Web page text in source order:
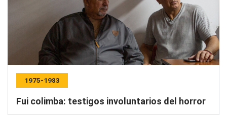
1975-1983
Fui colimba: testigos involuntarios del horror